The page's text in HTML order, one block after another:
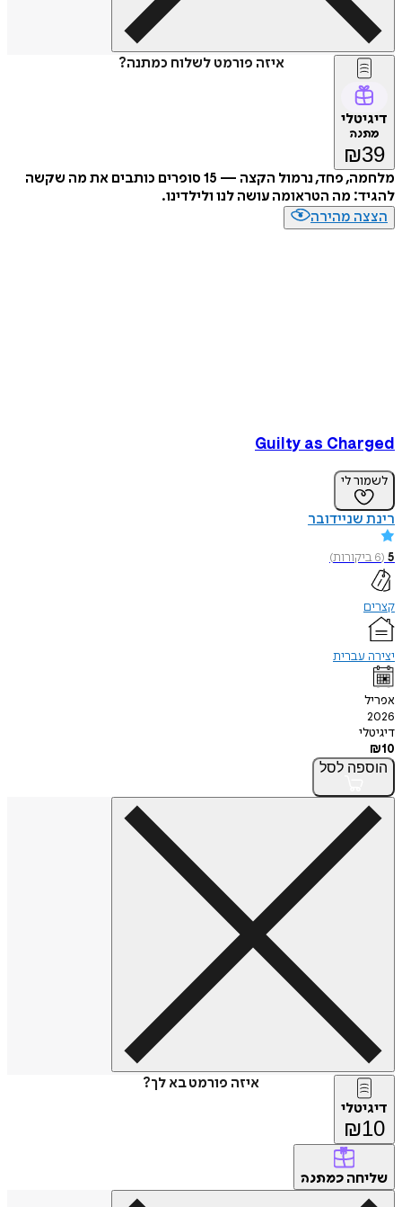
איזה פורמט לשלוח כמתנה?
דיגיטלי
מתנה
₪39
מלחמה, פחד, נרמול הקצה — 15 סופרים כותבים את מה שקשה
להגיד: מה הטראומה עושה לנו ולילדינו.
הצצה מהירה
Guilty as Charged
לשמור לי
רינת שניידובר
5
(
6ביקורות)
קצרים
יצירה עברית
אפריל
2026
דיגיטלי
₪10
הוספה לסל
איזה פורמט בא לך?
דיגיטלי
₪10
שליחה כמתנה